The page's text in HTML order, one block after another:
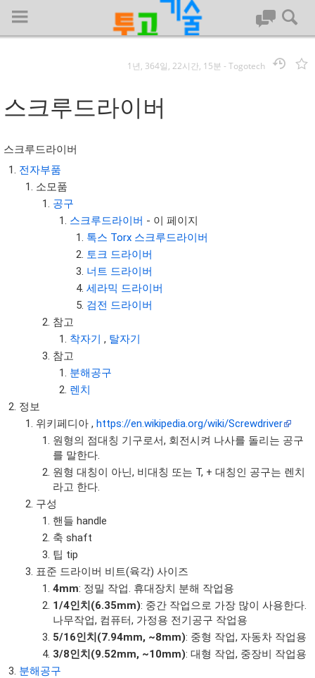
회사명 :
투고기술
| 대표 : 김명기 | 사업자번호 : 142-08-78939
전화 : 031-8065-5299 | 주소 : (16954)) 경기도 용인시 기흥구 흥덕1
로 13, B동(complex동) 1213호(영덕동,흥덕IT밸리)
COPYRIGHT (C) 투고기술 ALL RIGHTS RESEVED
투고기술 위키 저작권
1년, 364일, 22시간, 15분 -Togotech
스크루드라이버
스크루드라이버
전자부품
소모품
공구
스크루드라이버 - 이 페이지
톡스 Torx 스크루드라이버
토크 드라이버
너트 드라이버
세라믹 드라이버
검전 드라이버
참고
착자기 , 탈자기
참고
분해공구
렌치
정보
위키페디아 ,https://en.wikipedia.org/wiki/Screwdriver
원형의 점대칭 기구로서, 회전시켜 나사를 돌리는 공구
를 말한다.
원형 대칭이 아닌, 비대칭 또는 T, + 대칭인 공구는 렌치
라고 한다.
구성
핸들 handle
축 shaft
팁 tip
표준 드라이버 비트(육각) 사이즈
4mm: 정밀 작업. 휴대장치 분해 작업용
1/4인치(6.35mm): 중간 작업으로 가장 많이 사용한다.
나무작업, 컴퓨터, 가정용 전기공구 작업용
5/16인치(7.94mm, ~8mm): 중형 작업, 자동차 작업용
3/8인치(9.52mm, ~10mm): 대형 작업, 중장비 작업용
분해공구